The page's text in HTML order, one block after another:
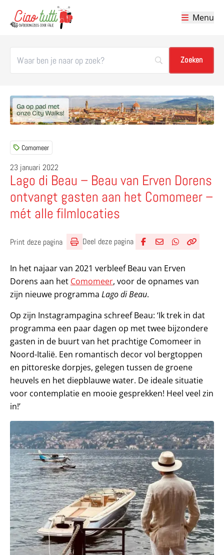
Menu
Comomeer
23 januari 2022
Lago di Beau – Beau van Erven Dorens
ontvangt gasten aan het Comomeer –
mét alle filmlocaties
Print deze pagina Deel deze pagina
In het najaar van 2021 verbleef Beau van Erven
Dorens aan het Comomeer, voor de opnames van
zijn nieuwe programma Lago di Beau.
Op zijn Instagrampagina schreef Beau: ‘Ik trek in dat
programma een paar dagen op met twee bijzondere
gasten in de buurt van het prachtige Comomeer in
Noord-Italië. Een romantisch decor vol bergtoppen
en pittoreske dorpjes, gelegen tussen de groene
heuvels en het diepblauwe water. De ideale situatie
voor contemplatie en mooie gesprekken! Heel veel zin
in!’